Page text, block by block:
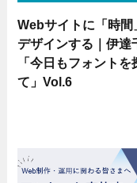
Webサイトに「時間
デザインする｜伊達
「今日もフォントを
て」Vol.6